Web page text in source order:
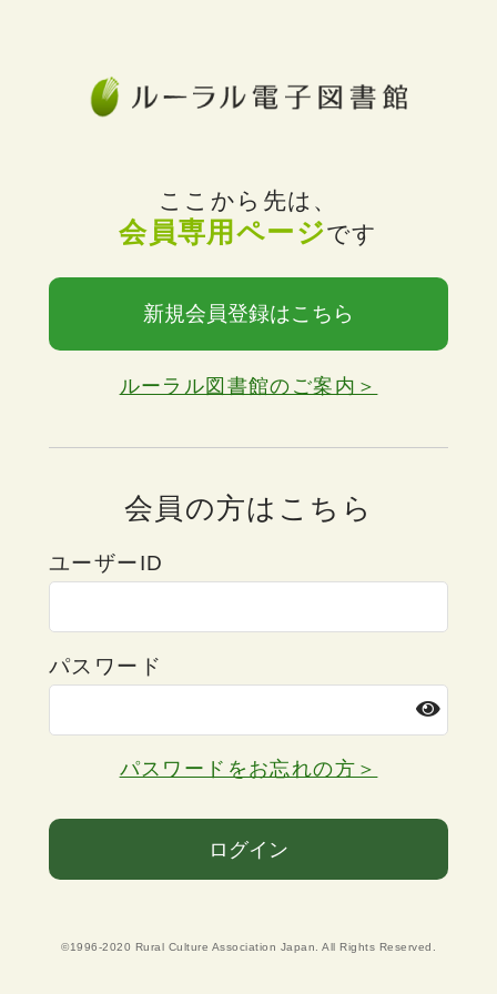
ここから先は、
会員専用ページです
新規会員登録はこちら
ルーラル図書館のご案内＞
会員の方はこちら
ユーザーID
パスワード
パスワードをお忘れの方＞
ログイン
©1996-2020 Rural Culture Association Japan. All Rights Reserved.